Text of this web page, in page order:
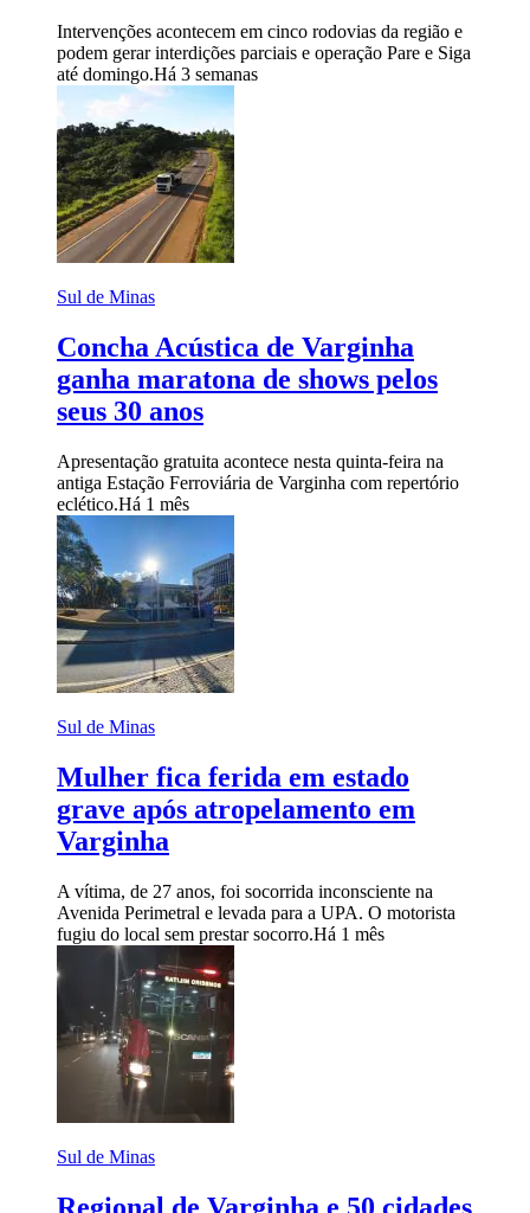
Intervenções acontecem em cinco rodovias da região e
podem gerar interdições parciais e operação Pare e Siga
até domingo.Há 3 semanas
Sul de Minas
Concha Acústica de Varginha
ganha maratona de shows pelos
seus 30 anos
Apresentação gratuita acontece nesta quinta-feira na
antiga Estação Ferroviária de Varginha com repertório
eclético.Há 1 mês
Sul de Minas
Mulher fica ferida em estado
grave após atropelamento em
Varginha
A vítima, de 27 anos, foi socorrida inconsciente na
Avenida Perimetral e levada para a UPA. O motorista
fugiu do local sem prestar socorro.Há 1 mês
Sul de Minas
Regional de Varginha e 50 cidades